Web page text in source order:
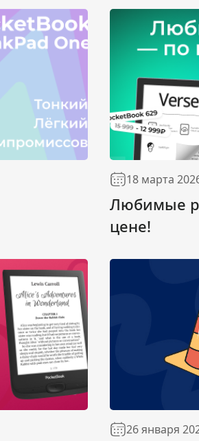
18 марта
Любимые
цене!
26 января